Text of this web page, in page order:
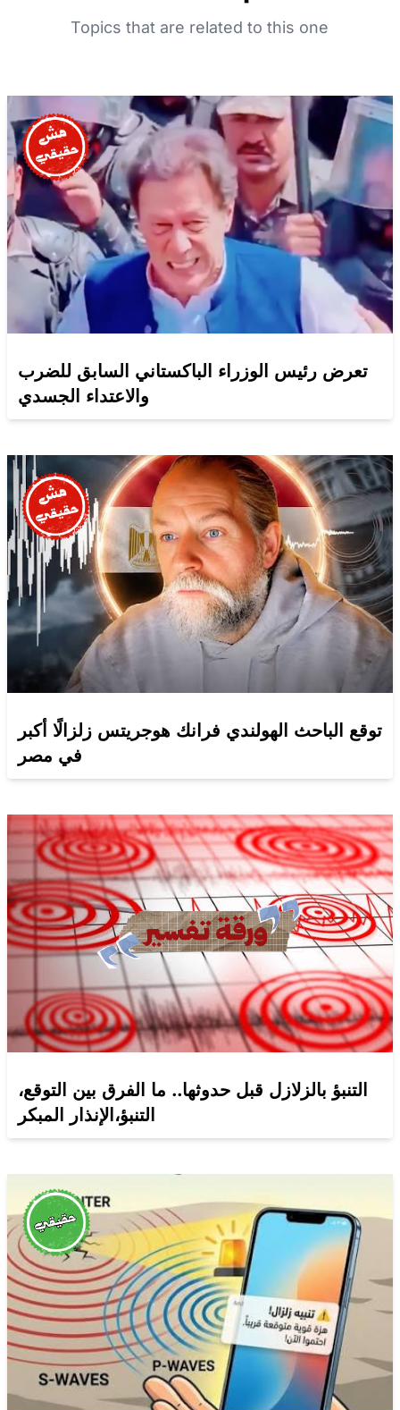
Topics that are related to this one
تعرض رئيس الوزراء الباكستاني السابق للضرب
والاعتداء الجسدي
توقع الباحث الهولندي فرانك هوجريتس زلزالًا أكبر
في مصر
التنبؤ بالزلازل قبل حدوثها.. ما الفرق بين التوقع،
التنبؤ،الإنذار المبكر